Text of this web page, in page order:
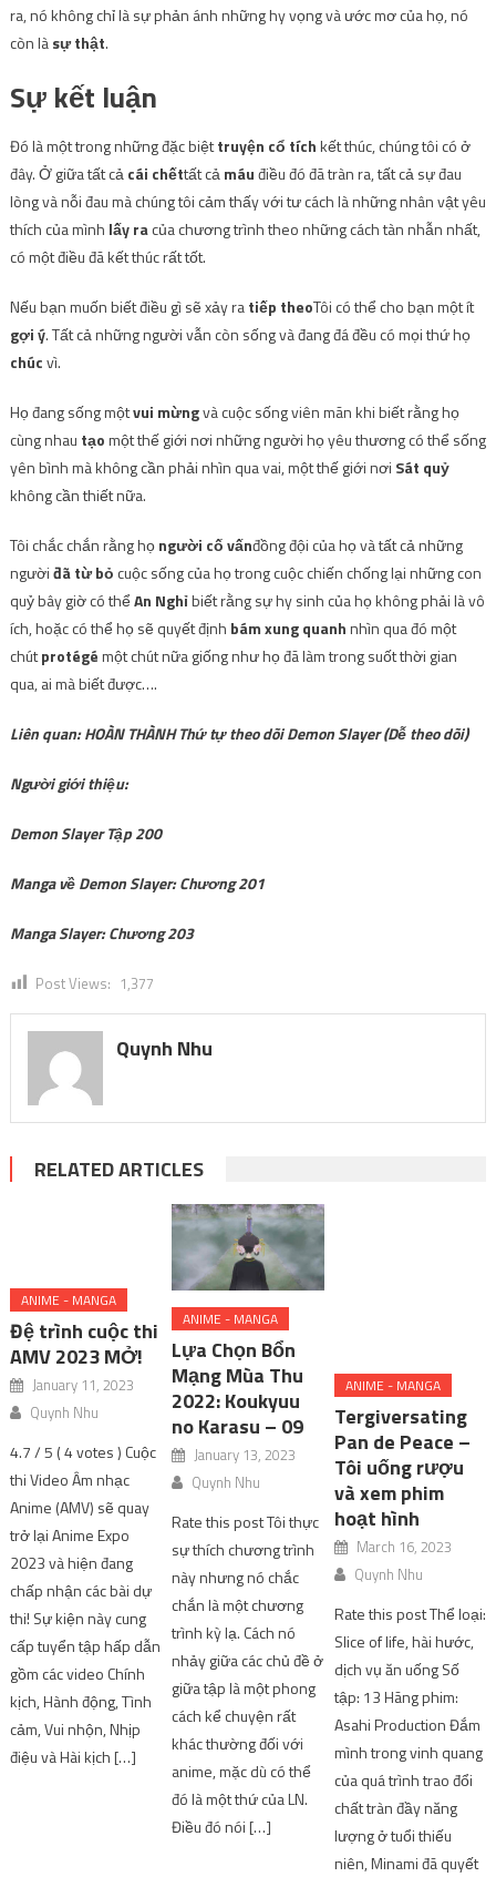
ra, nó không chỉ là sự phản ánh những hy vọng và ước mơ của họ, nó
còn làsự thật.
Sự kết luận
Đó là một trong những đặc biệttruyện cổ tíchkết thúc, chúng tôi có ở
đây. Ở giữa tất cảcái chếttất cảmáuđiều đó đã tràn ra, tất cả sự đau
lòng và nỗi đau mà chúng tôi cảm thấy với tư cách là những nhân vật yêu
thích của mình lấy racủa chương trình theo những cách tàn nhẫn nhất,
có một điều đã kết thúc rất tốt.
Nếu bạn muốn biết điều gì sẽ xảy ratiếp theoTôi có thể cho bạn một ít
gợi ý. Tất cả những người vẫn còn sống và đang đá đều có mọi thứ họ
chúcvì.
Họ đang sống mộtvui mừngvà cuộc sống viên mãn khi biết rằng họ
cùng nhau tạomột thế giới nơi những người họ yêu thương có thể sống
yên bình mà không cần phải nhìn qua vai, một thế giới nơi Sát quỷ
không cần thiết nữa.
Tôi chắc chắn rằng họngười cố vấnđồng đội của họ và tất cả những
ngườiđã từ bỏ cuộc sống của họ trong cuộc chiến chống lại những con
quỷ bây giờ có thểAn Nghỉbiết rằng sự hy sinh của họ không phải là vô
ích, hoặc có thể họ sẽ quyết định bám xung quanhnhìn qua đó một
chútprotégémột chút nữa giống như họ đã làm trong suốt thời gian
qua, ai mà biết được….
Liên quan: HOÀN THÀNH Thứ tự theo dõi Demon Slayer (Dễ theo dõi)
Người giới thiệu:
Demon Slayer Tập 200
Manga về Demon Slayer: Chương 201
Manga Slayer: Chương 203
Post Views: 1,377
Quynh Nhu
RELATED ARTICLES
ANIME - MANGA
Đệ trình cuộc thi
AMV 2023 MỞ!
January 11, 2023
Quynh Nhu
4.7 / 5 ( 4 votes ) Cuộc
thi Video Âm nhạc
Anime (AMV) sẽ quay
trở lại Anime Expo
2023 và hiện đang
chấp nhận các bài dự
thi! Sự kiện này cung
cấp tuyển tập hấp dẫn
gồm các video Chính
kịch, Hành động, Tình
cảm, Vui nhộn, Nhịp
điệu và Hài kịch […]
ANIME - MANGA
Lựa Chọn Bổn
Mạng Mùa Thu
2022: Koukyuu
no Karasu – 09
January 13, 2023
Quynh Nhu
Rate this post Tôi thực
sự thích chương trình
này nhưng nó chắc
chắn là một chương
trình kỳ lạ. Cách nó
nhảy giữa các chủ đề ở
giữa tập là một phong
cách kể chuyện rất
khác thường đối với
anime, mặc dù có thể
đó là một thứ của LN.
Điều đó nói […]
ANIME - MANGA
Tergiversating
Pan de Peace –
Tôi uống rượu
và xem phim
hoạt hình
March 16, 2023
Quynh Nhu
Rate this post Thể loại:
Slice of life, hài hước,
dịch vụ ăn uống Số
tập: 13 Hãng phim:
Asahi Production Đắm
mình trong vinh quang
của quá trình trao đổi
chất tràn đầy năng
lượng ở tuổi thiếu
niên, Minami đã quyết